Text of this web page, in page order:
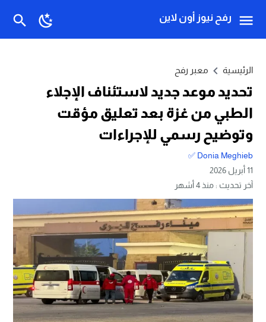
رفح نيوز أون لاين
الرئيسية معبر رفح
تحديد موعد جديد لاستئناف الإجلاء
الطبي من غزة بعد تعليق مؤقت
وتوضيح رسمي للإجراءات
Donia Meghieb ✅
11 أبريل 2026
آخر تحديث :منذ 4 أشهر